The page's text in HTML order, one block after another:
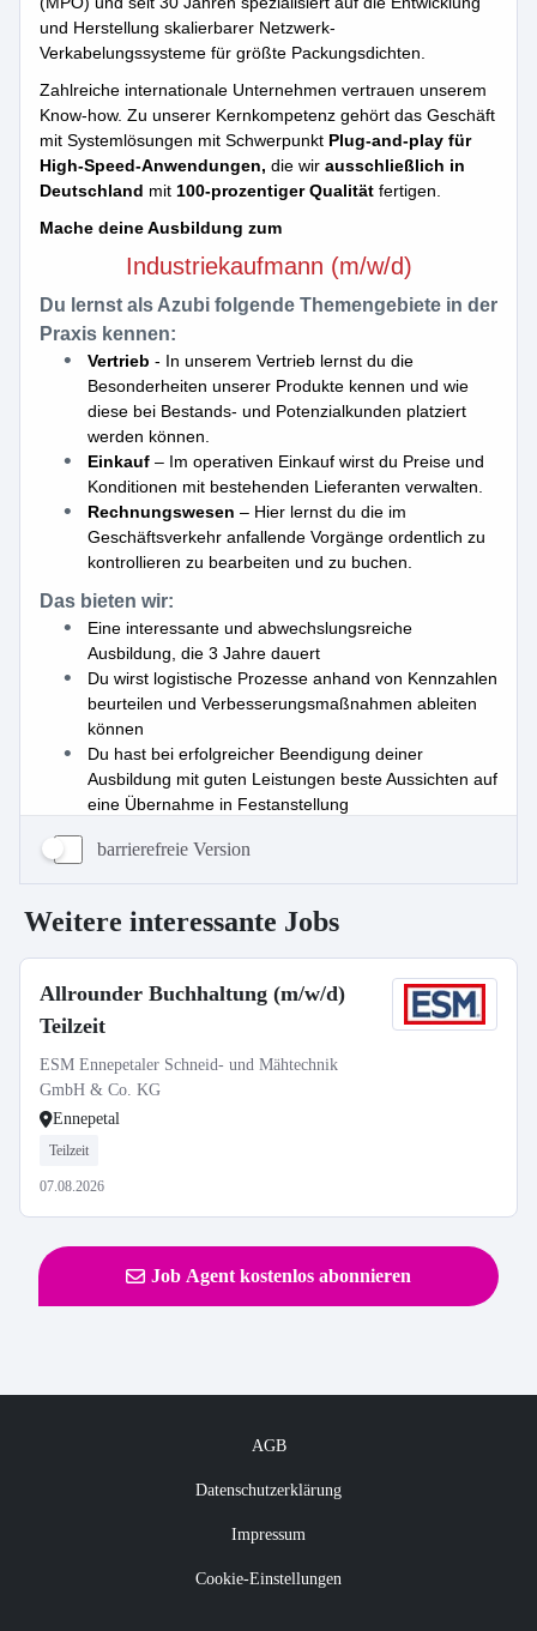
barrierefreie Version
Weitere interessante Jobs
Allrounder Buchhaltung (m/w/d)
Teilzeit
ESM Ennepetaler Schneid- und Mähtechnik
GmbH & Co. KG
Ennepetal
Teilzeit
07.08.2026
Job Agent kostenlos abonnieren
AGB
Datenschutzerklärung
Impressum
Cookie-Einstellungen